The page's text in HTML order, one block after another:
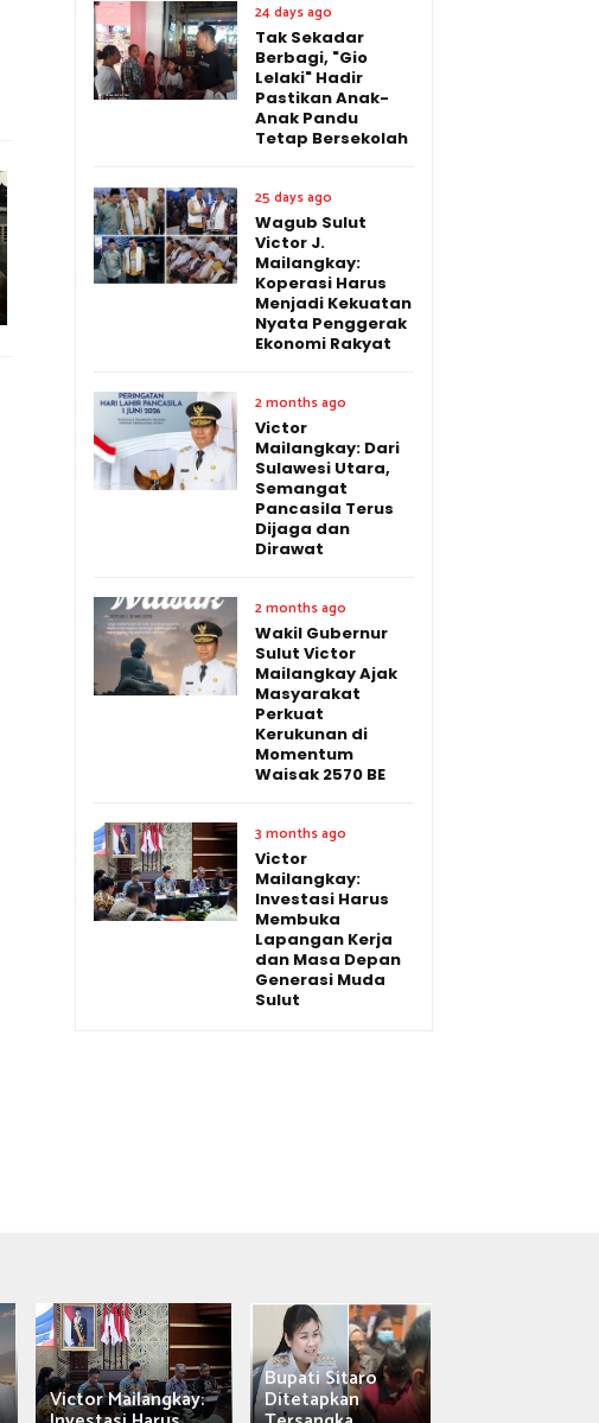
24 days ago
Tak Sekadar
Berbagi, "Gio
Lelaki" Hadir
Pastikan Anak-
Anak Pandu
Tetap Bersekolah
25 days ago
Wagub Sulut
Victor J.
Mailangkay:
Koperasi Harus
Menjadi Kekuatan
Nyata Penggerak
Ekonomi Rakyat
2 months ago
Victor
Mailangkay: Dari
Sulawesi Utara,
Semangat
Pancasila Terus
Dijaga dan
Dirawat
2 months ago
Wakil Gubernur
Sulut Victor
Mailangkay Ajak
Masyarakat
Perkuat
Kerukunan di
Momentum
Waisak 2570 BE
3 months ago
Victor
Mailangkay:
Investasi Harus
Membuka
Lapangan Kerja
dan Masa Depan
Generasi Muda
Sulut
Victor Mailangkay:
Bupati Sitaro
Ditetapkan